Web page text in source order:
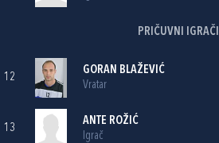
PRIČUVNI IGRAČI
12
GORAN BLAŽEVIĆ
Vratar
13
ANTE ROŽIĆ
Igrač